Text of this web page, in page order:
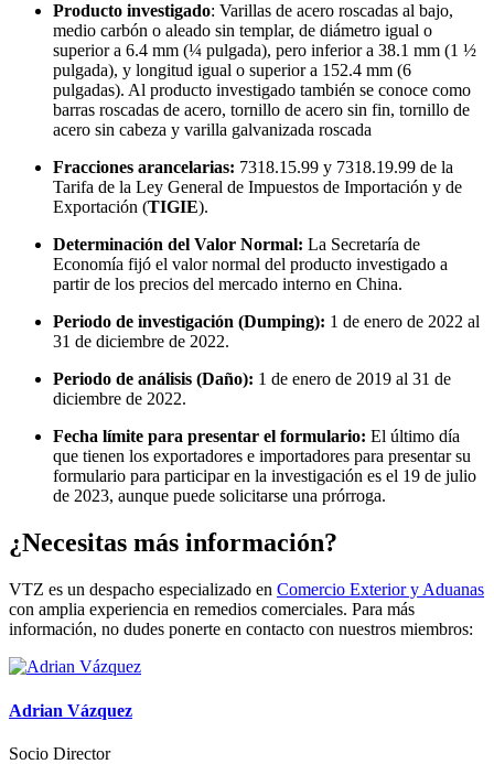
Producto investigado: Varillas de acero roscadas al bajo,
medio carbón o aleado sin templar, de diámetro igual o
superior a 6.4 mm (¼ pulgada), pero inferior a 38.1 mm (1 ½
pulgada), y longitud igual o superior a 152.4 mm (6
pulgadas). Al producto investigado también se conoce como
barras roscadas de acero, tornillo de acero sin fin, tornillo de
acero sin cabeza y varilla galvanizada roscada
Fracciones arancelarias: 7318.15.99 y 7318.19.99 de la
Tarifa de la Ley General de Impuestos de Importación y de
Exportación (TIGIE).
Determinación del Valor Normal: La Secretaría de
Economía fijó el valor normal del producto investigado a
partir de los precios del mercado interno en China.
Periodo de investigación (Dumping): 1 de enero de 2022 al
31 de diciembre de 2022.
Periodo de análisis (Daño): 1 de enero de 2019 al 31 de
diciembre de 2022.
Fecha límite para presentar el formulario: El último día
que tienen los exportadores e importadores para presentar su
formulario para participar en la investigación es el 19 de julio
de 2023, aunque puede solicitarse una prórroga.
¿Necesitas más información?
VTZ es un despacho especializado en Comercio Exterior y Aduanas
con amplia experiencia en remedios comerciales. Para más
información, no dudes ponerte en contacto con nuestros miembros:
Adrian Vázquez
Socio Director